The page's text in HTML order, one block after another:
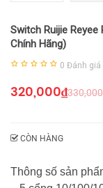
Switch Ruijie Reyee
Chính Hãng)
0 Đánh giá
330,000
320,000₫
CÒN HÀNG
Thông số sản